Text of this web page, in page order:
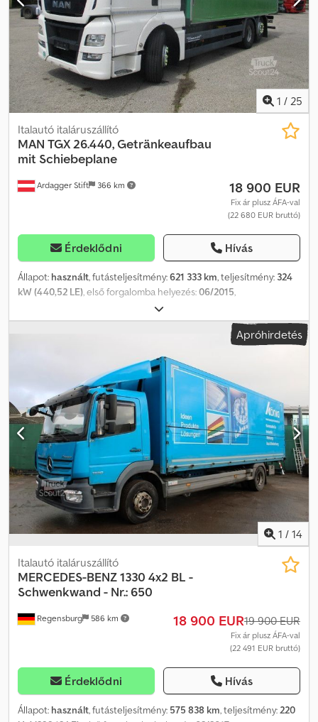
hiba és az előzetes értékesítés jogát fenntartjuk! FIGYELEM:
Irodánk 2026.08.01. és 2026.08.16. között üzemszünet miatt zárva
tart. Hétfőtől, 2026.08.17-től újra elérhetőek vagyunk! Crsdpfx
Anozp Aa Nj Hjf
1 / 25
Ardagger Stift 366 km
Italautó italáruszállító
MAN TGX 26.440, Getränkeaufbau
mit Schiebeplane
18 900 EUR
Fix ár plusz ÁFA-val
(22 680 EUR bruttó)
Érdeklődni Hívás
Állapot: használt, futásteljesítmény:621 333 km, teljesítmény: 324
kW (440,52 LE) , első forgalomba helyezés:06/2015
, össztömeg:
3 tengely, következő vizsga (TÜV):06/2026, fékek:retarder,
, Felszereltség:
italtartályos felépítménnyel, csúszóponyvával, szárnyas ajtókkal. A
felépítmény alkalmas italok szállítására, a TÜV-vizsga érvényes
2026.06-ig. Gumiabroncsok állapota: 1. tengely kb. 60%, 2. tengely
kb. 60%, 3. tengely kb. 10%. Osztályos állapotú, osztrák teherautó,
Euro 6-os, saját tömeg: 11.000 kg, tengelytáv: 4800 mm / 1350 mm,
alvázszám: WMA21XZZ5FW206293. Kapcsolat: Ivelina Redl (orosz,
bolgár, szerb, angol, német nyelven). Telefonszám: [telefonszám]. A
hiba és az előzetes eladás joga fenntartva! FIGYELEM: Irodánk
2026.08.01. és 2026.08.16. között üzemzárás miatt zárva tart.
Credpfszdwqfex An Hef 2026.08.17-től, hétfőtől újra elérhetőek
vagyunk!
Apróhirdetés
1 / 14
Regensburg 586 km
Italautó italáruszállító
MERCEDES-BENZ1330 4x2 BL -
Schwenkwand - Nr.: 650
18 900 EUR19 900 EUR
Fix ár plusz ÁFA-val
(22 491 EUR bruttó)
Érdeklődni Hívás
Állapot: használt, futásteljesítmény: 575 838 km, teljesítmény:220